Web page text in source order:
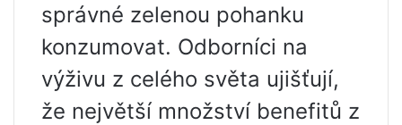
správné zelenou pohanku
konzumovat. Odborníci na
výživu z celého světa ujišťují,
že největší množství benefitů z